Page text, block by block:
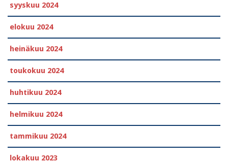
syyskuu 2024
elokuu 2024
heinäkuu 2024
toukokuu 2024
huhtikuu 2024
helmikuu 2024
tammikuu 2024
lokakuu 2023